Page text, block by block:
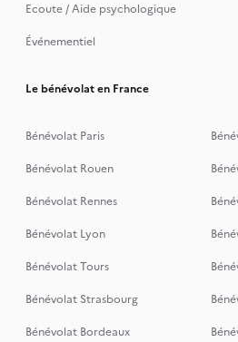
Ecoute / Aide psychologique
Événementiel
Le bénévolat en France
Bénévolat Paris
Bénévolat Rouen
Bénévolat Rennes
Bénévolat Lyon
Bénévolat Tours
Bénévolat Strasbourg
Bénévolat Bordeaux